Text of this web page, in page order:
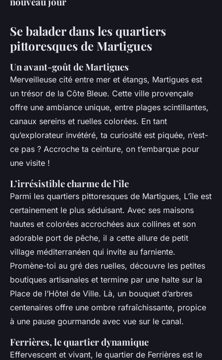
Se balader dans les quartiers
pittoresques de Martigues
Un avant-goût de Martigues
Merveilleuse cité entre mer et étangs, Martigues est
un trésor de la Côte Bleue. Cette ville provençale
offre une ambiance unique, entre plages scintillantes,
canaux sereins et ruelles colorées. En tant
qu’explorateur invétéré, ta curiosité est piquée, n’est-
ce pas ? Accroche ta ceinture, on t’embarque pour
une visite !
L’irrésistible charme de l’île
Parmi les quartiers pittoresques de Martigues, L’île est
certainement le plus séduisant. Avec ses maisons
hautes et colorées accrochées aux collines et son
adorable port de pêche, il a cette allure de petit
village méditerranéen qui invite au farniente.
Promène-toi au gré des ruelles, découvre les petites
boutiques artisanales et termine par une halte sur la
Place de l’Hôtel de Ville. Là, un bouquet d’arbres
centenaires offre une ombre rafraîchissante, propice
à une pause gourmande avec vue sur le canal.
Ferrières, le quartier dynamique
Effervescent et vivant, le quartier de Ferrières est le